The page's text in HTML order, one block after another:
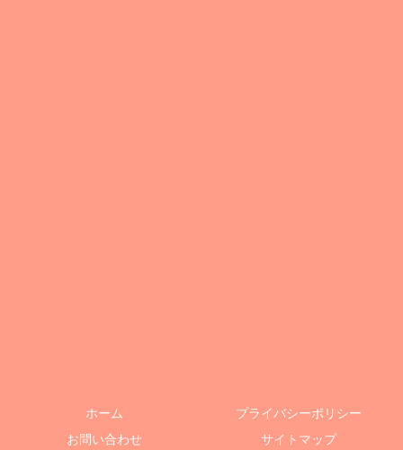
ホーム
プライバシーポリシー
お問い合わせ
サイトマップ